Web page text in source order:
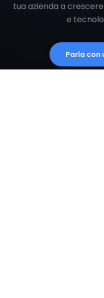
tua azienda a
e
Parla con